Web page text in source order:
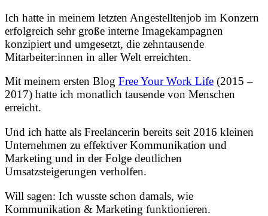
Ich hatte in meinem letzten Angestelltenjob im Konzern
erfolgreich sehr große interne Imagekampagnen
konzipiert und umgesetzt, die zehntausende
Mitarbeiter:innen in aller Welt erreichten.
Mit meinem ersten Blog Free Your Work Life (2015 –
2017) hatte ich monatlich tausende von Menschen
erreicht.
Und ich hatte als Freelancerin bereits seit 2016 kleinen
Unternehmen zu effektiver Kommunikation und
Marketing und in der Folge deutlichen
Umsatzsteigerungen verholfen.
Will sagen: Ich wusste schon damals, wie
Kommunikation & Marketing funktionieren.